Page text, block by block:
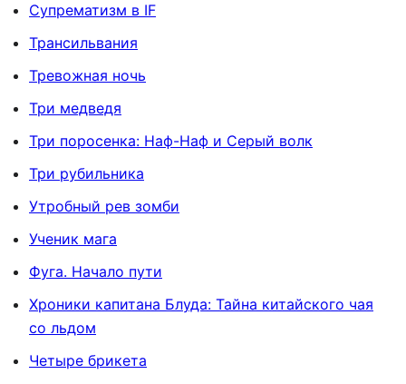
Супрематизм в IF
Трансильвания
Тревожная ночь
Три медведя
Три поросенка: Наф-Наф и Серый волк
Три рубильника
Утробный рев зомби
Ученик мага
Фуга. Начало пути
Хроники капитана Блуда: Тайна китайского чая
со льдом
Четыре брикета